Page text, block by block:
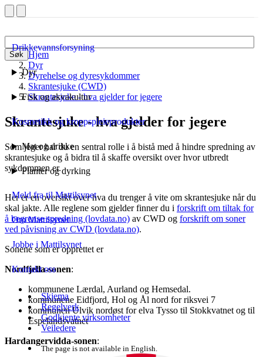
Søk
Drikkevannsforsyning
Dyr
Fisk og akvakultur
Kosmetikk og kroppspleieprodukter
Mat og drikke
Planter og dyrking
Meld fra til Mattilsynet
Om Mattilsynet
Jobbe i Mattilsynet
Kontakt oss
Skjema
Regelverk
Godkjente virksomheter
Veiledere
The page is not available in English.
Hjem
Dyr
Dyrehelse og dyresykdommer
Skrantesjuke (CWD)
Skrantesjuke - hva gjelder for jegere
Skrantesjuke - hva gjelder for jegere
Som jeger har du en sentral rolle i å bistå med å hindre spredning av
skrantesjuke og å bidra til å skaffe oversikt over hvor utbredt
sykdommen er.
Her er en oversikt over hva du trenger å vite om skrantesjuke når du
skal jakte. Alle reglene som gjelder finner du i forskrift om tiltak for
å begrense spredning (lovdata.no) av CWD og forskrift om soner
ved påvisning av CWD (lovdata.no).
Sonene som er opprettet er
Nordfjella-sonen:
kommunene Lærdal, Aurland og Hemsedal.
kommunene Eidfjord, Hol og Ål nord for riksvei 7
kommunen Ulvik nordøst for elva Tysso til Stokkvatnet og til
Espelandsvatnet
Hardangervidda-sonen: